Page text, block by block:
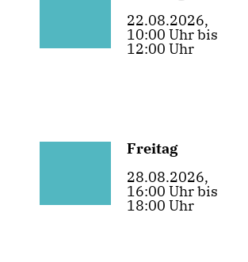
22.08.2026,
10:00 Uhr bis
12:00 Uhr
Freitag
28.08.2026,
16:00 Uhr bis
18:00 Uhr